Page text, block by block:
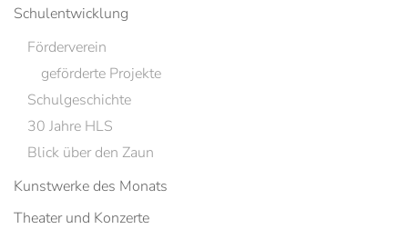
Schulentwicklung
Förderverein
geförderte Projekte
Schulgeschichte
30 Jahre HLS
Blick über den Zaun
Kunstwerke des Monats
Theater und Konzerte